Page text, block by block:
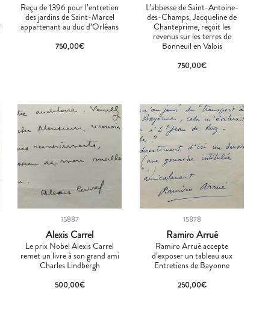
Reçu de 1396 pour l’entretien
des jardins de Saint-Marcel
appartenant au duc d’Orléans
750,00€
L’abbesse de Saint-Antoine-
des-Champs, Jacqueline de
Chanteprime, reçoit les
revenus sur les terres de
Bonneuil en Valois
750,00€
15887
Alexis Carrel
Le prix Nobel Alexis Carrel
remet un livre à son grand ami
Charles Lindbergh
500,00€
15878
Ramiro Arrué
Ramiro Arrué accepte
d’exposer un tableau aux
Entretiens de Bayonne
250,00€